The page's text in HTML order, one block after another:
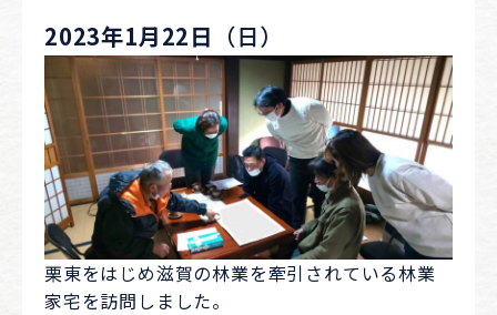
2023年1月22日 （日）
栗東をはじめ滋賀の林業を牽引されている林業
家宅を訪問しました。